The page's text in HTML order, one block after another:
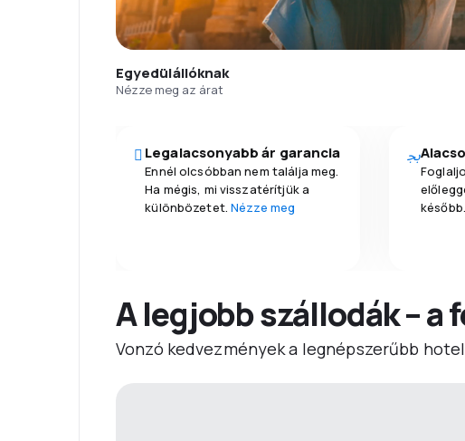
Egyedülállóknak
Nézze meg az árat
Legalacsonyabb ár garancia
Ennél olcsóbban nem találja meg.
Ha mégis, mi visszatérítjük a
különbözetet.Nézze meg
A legjobb szállodák –
Vonzó kedvezmények a legnépszerűbb